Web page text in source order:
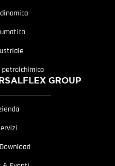
petrolchimico
GROUP